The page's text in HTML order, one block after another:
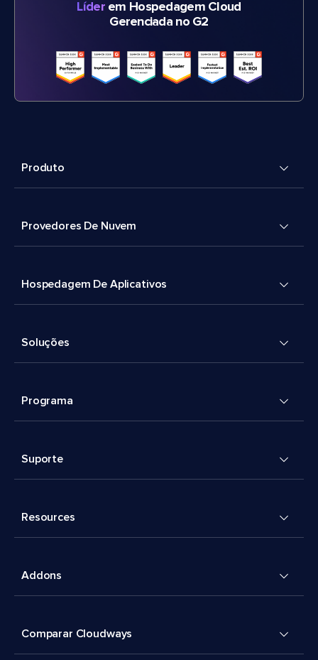
Líderem Hospedagem Cloud
Gerenciada no G2
Produto
Provedores De Nuvem
Hospedagem De Aplicativos
Soluções
Programa
Suporte
Resources
Addons
Comparar Cloudways